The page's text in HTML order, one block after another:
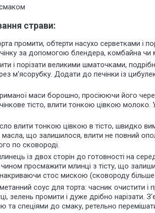
смаком
страви:
промити, обтерти насухо серветками і
за допомогою блендера, комбайна чи
і порізати великими шматочками,
м'ясорубку. Додати до печінки із
маси борошно, просіюючи його
тісто, влити тонкою цівкою молоко.
влити тонкою цівкою в тісто, швидко
що залишилося, влити не повний
по сковороді.
із двох сторін до готовності на
просмажити млинці з тісту, що
стос мискою (сковороду
соус для торта: часник очистити і
зелень промити і дуже дрібно нарізати.
та спеціями до смаку, ретельно